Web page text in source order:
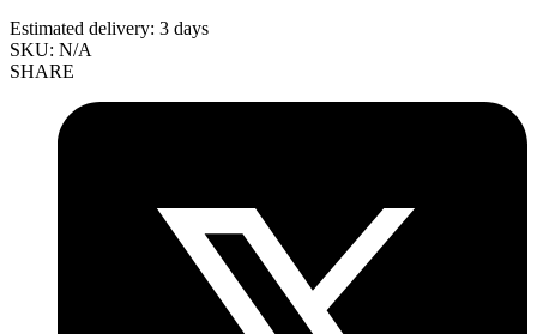
Estimated delivery: 3 days
SKU: N/A
SHARE